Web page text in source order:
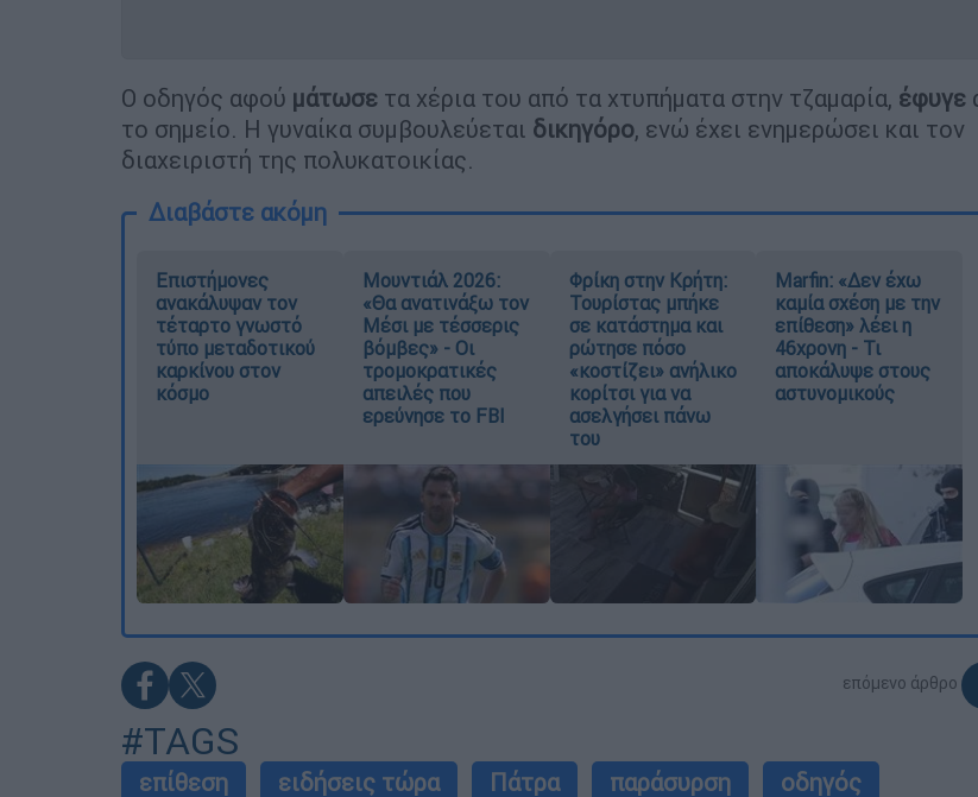
Ο οδηγός αφού μάτωσε τα χέρια του από τα χτυπήματα στην τζαμαρία, έφυγε
το σημείο. Η γυναίκα συμβουλεύεται δικηγόρο, ενώ έχει ενημερώσει και τον
διαχειριστή της πολυκατοικίας.
Διαβάστε ακόμη
Επιστήμονες
ανακάλυψαν τον
τέταρτο γνωστό
τύπο μεταδοτικού
καρκίνου στον
κόσμο
Μουντιάλ 2026:
«Θα ανατινάξω τον
Μέσι με τέσσερις
βόμβες» - Οι
τρομοκρατικές
απειλές που
ερεύνησε το FBI
Φρίκη στην Κρήτη:
Τουρίστας μπήκε
σε κατάστημα και
ρώτησε πόσο
«κοστίζει» ανήλικο
κορίτσι για να
ασελγήσει πάνω
του
Marfin: «Δεν έχω
καμία σχέση με την
επίθεση» λέει η
46χρονη - Τι
αποκάλυψε στους
αστυνομικούς
επόμενο άρθρο
#TAGS
επίθεση ειδήσεις τώρα Πάτρα παράσυρση οδηγός